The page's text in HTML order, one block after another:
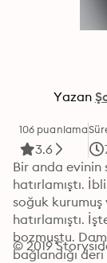
Yazan
106 puanlama
3.6
Bir anda evinin
hatırlamıştı.
soğuk kurumuş
hatırlamıştı.
bozmuştu.
bağlandığı
© 2019